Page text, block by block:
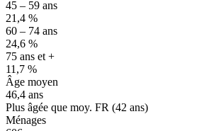
45 – 59 ans
21,4 %
60 – 74 ans
24,6 %
75 ans et +
11,7 %
Âge moyen
46,4 ans
Plus âgée que moy. FR (42 ans)
Ménages